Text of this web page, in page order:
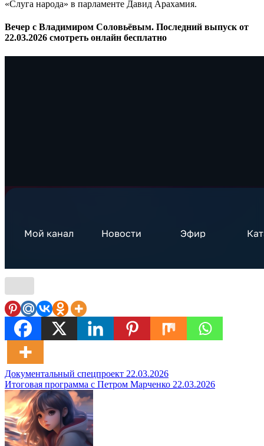
«Слуга народа» в парламенте Давид Арахамия.
Вечер с Владимиром Соловьёвым. Последний выпуск от
22.03.2026 смотреть онлайн бесплатно
Навигация
по
записям
Документальный спецпроект 22.03.2026
Итоговая программа с Петром Марченко 22.03.2026